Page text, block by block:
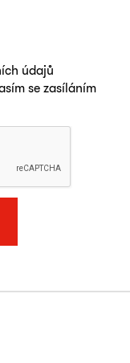
údajů
se zasíláním